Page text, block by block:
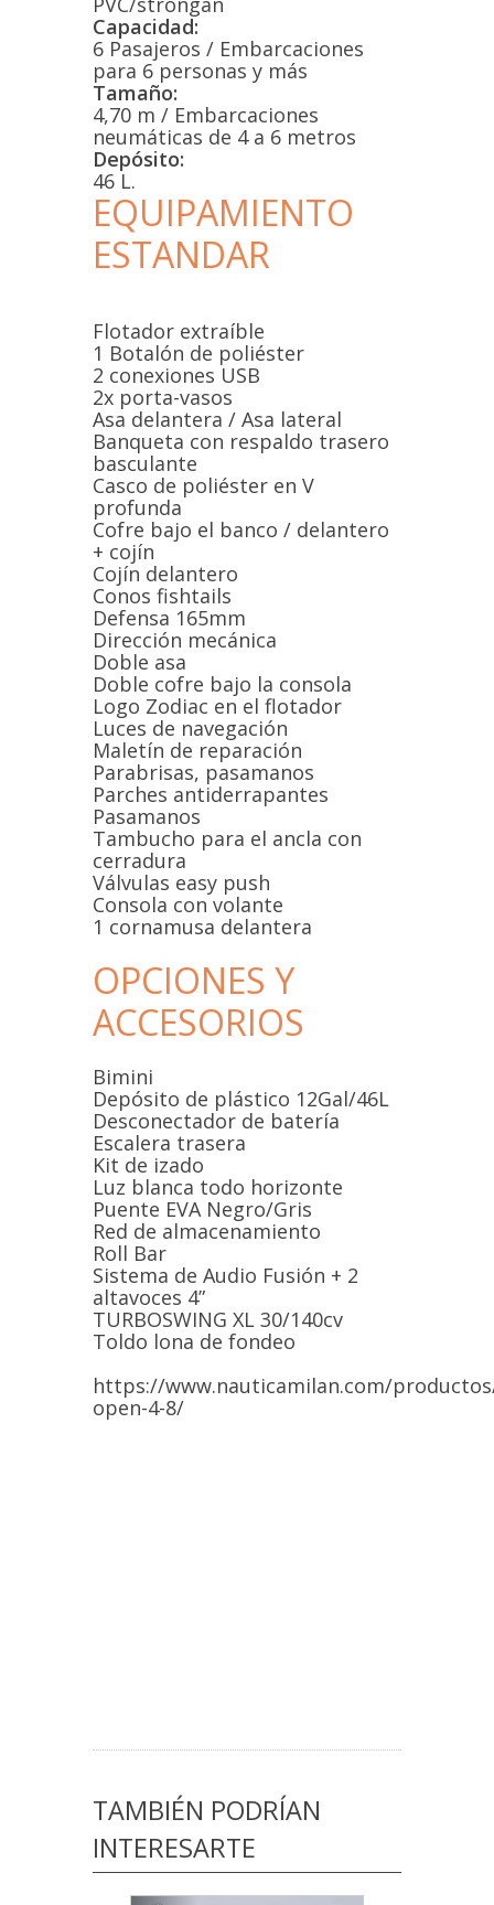
Capacidad:
6 Pasajeros / Embarcaciones
para 6 personas y más
Tamaño:
4,70 m / Embarcaciones
neumáticas de 4 a 6 metros
Depósito:
46 L.
EQUIPAMIENTO
ESTANDAR
Flotador extraíble
1 Botalón de poliéster
2 conexiones USB
2x porta-vasos
Asa delantera / Asa lateral
Banqueta con respaldo trasero
basculante
Casco de poliéster en V
profunda
Cofre bajo el banco / delantero
+ cojín
Cojín delantero
Conos fishtails
Defensa 165mm
Dirección mecánica
Doble asa
Doble cofre bajo la consola
Logo Zodiac en el flotador
Luces de navegación
Maletín de reparación
Parabrisas, pasamanos
Parches antiderrapantes
Pasamanos
Tambucho para el ancla con
cerradura
Válvulas easy push
Consola con volante
1 cornamusa delantera
OPCIONES Y
ACCESORIOS
Bimini
Depósito de plástico 12Gal/46L
Desconectador de batería
Escalera trasera
Kit de izado
Luz blanca todo horizonte
Puente EVA Negro/Gris
Red de almacenamiento
Roll Bar
Sistema de Audio Fusión + 2
altavoces 4”
TURBOSWING XL 30/140cv
Toldo lona de fondeo
https://www.nauticamilan.com/
open-4-8/
TAMBIÉN PODRÍAN
INTERESARTE